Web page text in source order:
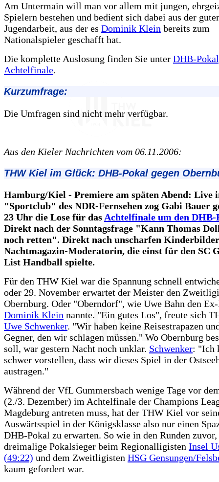
Am Untermain will man vor allem mit jungen,
Spielern bestehen und bedient sich dabei aus der
Jugendarbeit, aus der es Dominik Klein bereits zum
Nationalspieler geschafft hat.
Die komplette Auslosung finden Sie unter DHB-
Achtelfinale.
Kurzumfrage:
Die Umfragen sind nicht mehr verfügbar.
Aus den Kieler Nachrichten vom 06.11.2006:
THW Kiel im Glück: DHB-Pokal gegen
Hamburg/Kiel - Premiere am späten Abend: Live
"Sportclub" des NDR-Fernsehen zog Gabi Bauer
23 Uhr die Lose für das Achtelfinale um den DHB-
Direkt nach der Sonntagsfrage "Kann Thomas
noch retten". Direkt nach unscharfen
Nachtmagazin-Moderatorin, die einst für den SC
List Handball spielte.
Für den THW Kiel war die Spannung schnell
oder 29. November erwartet der Meister den
Obernburg. Oder "Oberndorf", wie Uwe Bahn den
Dominik Klein nannte. "Ein gutes Los", freute sich
Uwe Schwenker. "Wir haben keine Reisestrapazen
Gegner, den wir schlagen müssen." Wo Obernburg
soll, war gestern Nacht noch unklar. Schwenker: "Ich
schwer vorstellen, dass wir dieses Spiel in der
austragen."
Während der VfL Gummersbach wenige Tage vor
(2./3. Dezember) im Achtelfinale der Champions
Magdeburg antreten muss, hat der THW Kiel vor
Auswärtsspiel in der Königsklasse also nur einen
DHB-Pokal zu erwarten. So wie in den Runden zuvor,
dreimalige Pokalsieger beim Regionalligisten Insel
(49:22) und dem Zweitligisten HSG Gensungen/
kaum gefordert war.